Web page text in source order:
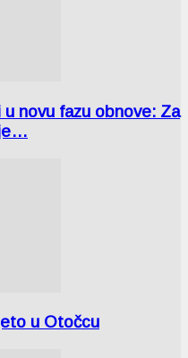
u novu fazu obnove: Za
u Otočcu